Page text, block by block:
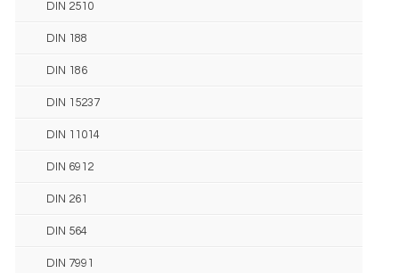
DIN 2510
DIN 188
DIN 186
DIN 15237
DIN 11014
DIN 6912
DIN 261
DIN 564
DIN 7991